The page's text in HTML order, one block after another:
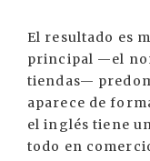
El resultado es
principal —el
tiendas—
aparece de
el inglés tiene
todo en